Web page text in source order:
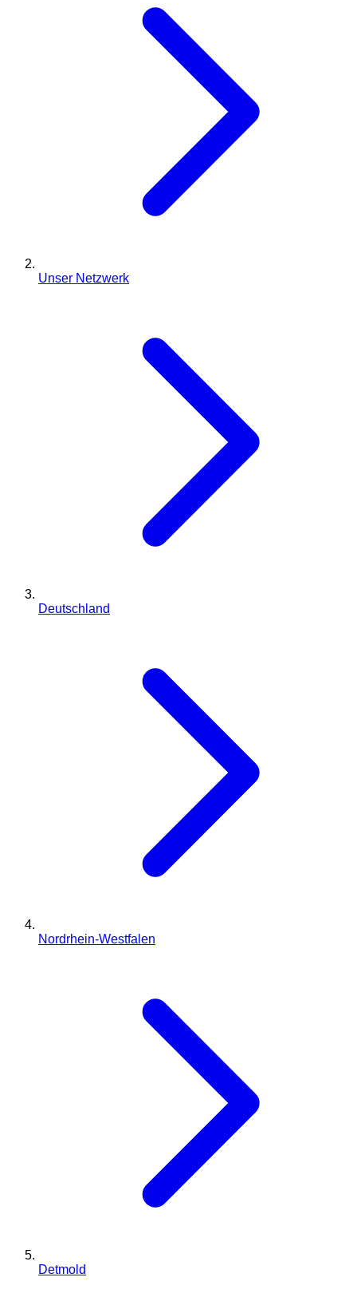
Unser Netzwerk
Deutschland
Nordrhein-Westfalen
Detmold